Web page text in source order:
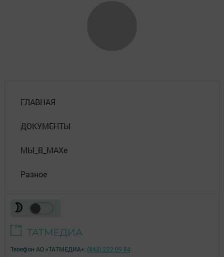
ГЛАВНАЯ
ДОКУМЕНТЫ
МЫ_В_MAXе
Разное
Телефон АО «ТАТМЕДИА»: (843) 222 09 84